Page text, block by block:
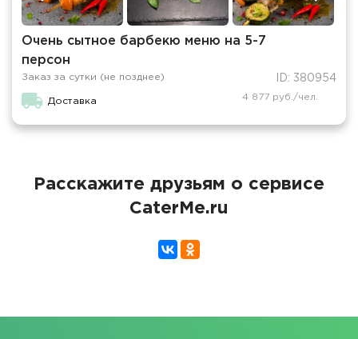
Очень сытное барбекю меню на 5-7
персон
Заказ за сутки (не позднее) ID: 380954
Доставка 4 877 руб./чел.
Расскажите друзьям о сервисе
CaterMe.ru